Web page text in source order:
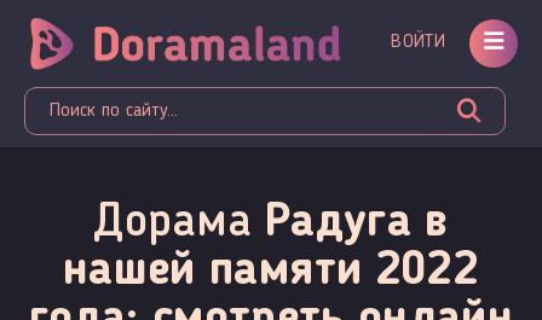
ВОЙТИ
Дорама Радуга в
нашей памяти 2022